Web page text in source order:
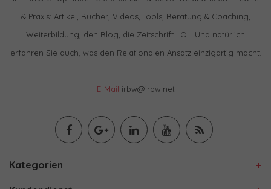
& Praxis: Artikel, Bücher, Videos, Tools, Beratung & Coaching,
Weiterbildung, den Blog, die Zeitschrift LO… Und natürlich
erfahren Sie auch, was den Relationalen Ansatz einzigartig macht.
E-Mail irbw@irbw.net
Kategorien